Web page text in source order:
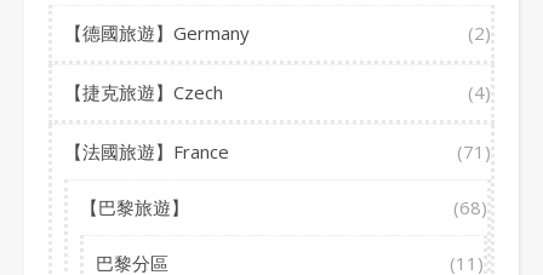
【德國旅遊】Germany (2)
【捷克旅遊】Czech (4)
【法國旅遊】France (71)
【巴黎旅遊】 (68)
巴黎分區 (11)